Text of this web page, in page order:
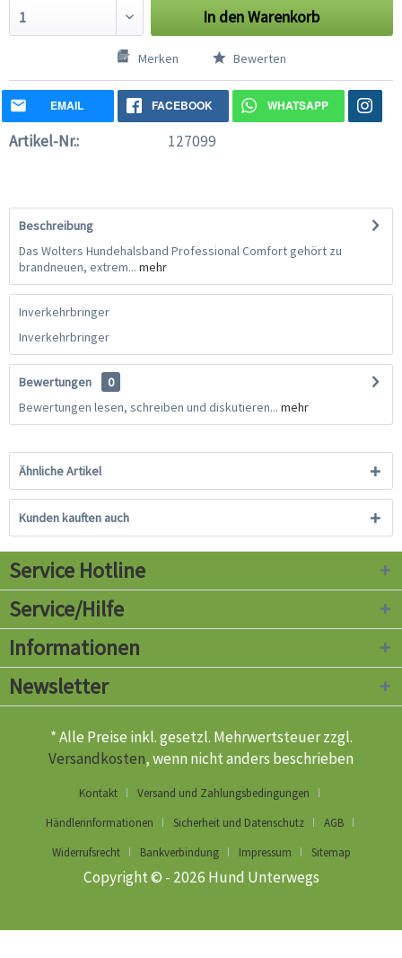
In denWarenkorb
Merken Bewerten
EMAIL FACEBOOK WHATSAPP
Artikel-Nr.: 127099
Beschreibung
Das Wolters Hundehalsband Professional Comfort gehört zu
brandneuen, extrem... mehr
Inverkehrbringer
Inverkehrbringer
Bewertungen
0
Bewertungen lesen, schreiben und diskutieren... mehr
Ähnliche Artikel
Kunden kauften auch
Service Hotline
Service/Hilfe
Informationen
Newsletter
* Alle Preise inkl. gesetzl. Mehrwertsteuer zzgl.
Versandkosten, wenn nicht anders beschrieben
Kontakt
Versand und Zahlungsbedingungen
Händlerinformationen
Sicherheit und Datenschutz
AGB
Widerrufsrecht
Bankverbindung Impressum Sitemap
Copyright © - 2026 Hund Unterwegs